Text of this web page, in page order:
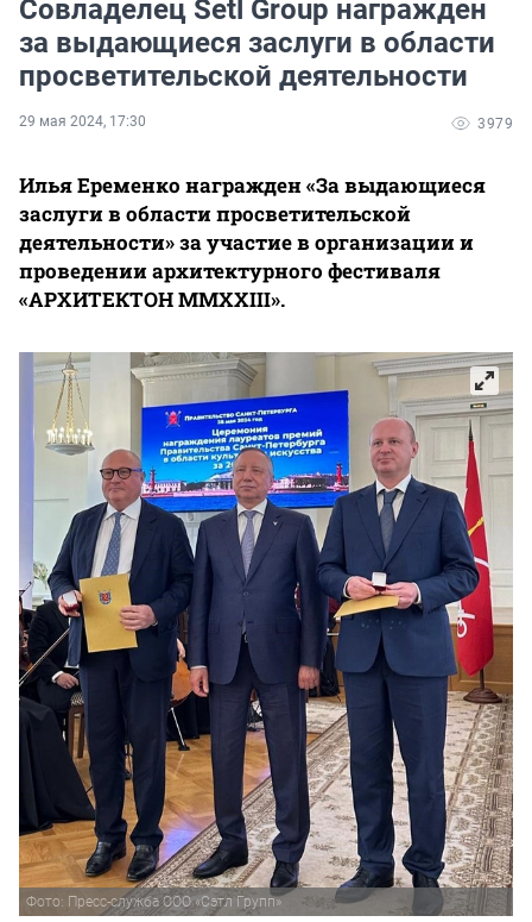
Совладелец Setl Group награжден
за выдающиеся заслуги в области
просветительской деятельности
29 мая 2024, 17:30 3979
Илья Еременко награжден «За выдающиеся
заслуги в области просветительской
деятельности» за участие в организации и
проведении архитектурного фестиваля
«АРХИТЕКТОН MMXXIII».
Фото: Пресс-служба ООО «Сэтл Групп»